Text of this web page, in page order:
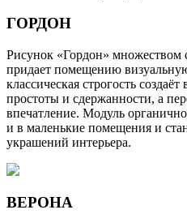
ГОРДОН
Рисунок «Гордон» множеством
придает помещению
классическая строгость
простоты и сдержанности, а
впечатление. Модуль
и в маленькие помещения и
украшений интерьера.
ВЕРОНА